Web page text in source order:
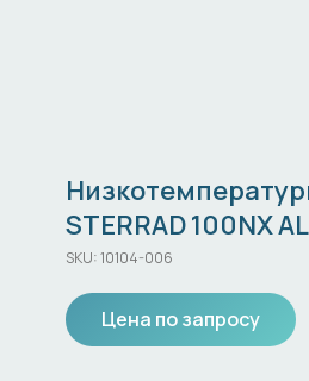
STERRAD 100NX
SKU:10104-006
Цена по запросу